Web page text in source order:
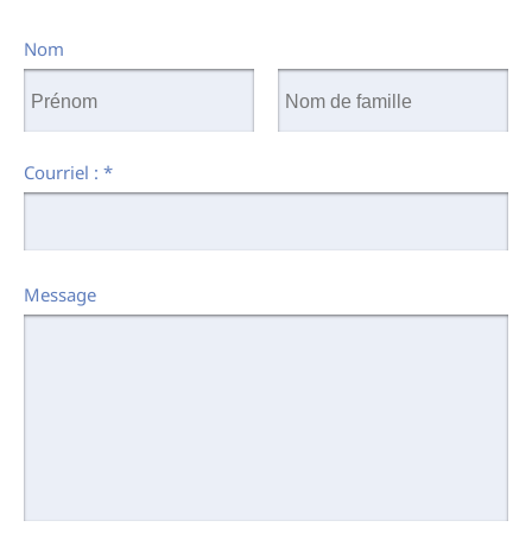
Nom
Courriel : *
Message